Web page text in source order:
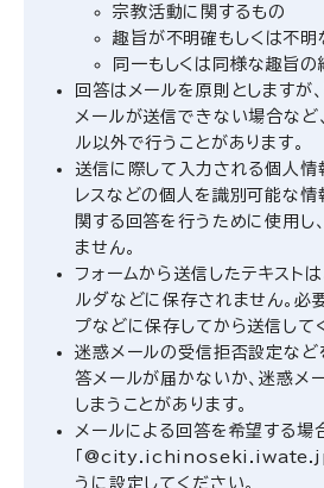
宗教活動に関するもの
趣旨が不明確もしくは不明
同一もしくは同様な趣旨の
回答はメールを原則としますが
メールが送信できない場合など
ル以外で行うことがあります。
送信に際して入力される個人情
レスなどの個人を識別可能な情
関する回答を行うために使用し
ません。
フォームから送信したテキスト
ルダなどに保存されません。必
プなどに保存してから送信して
迷惑メールの受信拒否設定など
答メールが届かないか、迷惑メ
しまうことがあります。
メールによる回答を希望する場
「@city.ichinoseki.iwate.jp
うに設定してください。